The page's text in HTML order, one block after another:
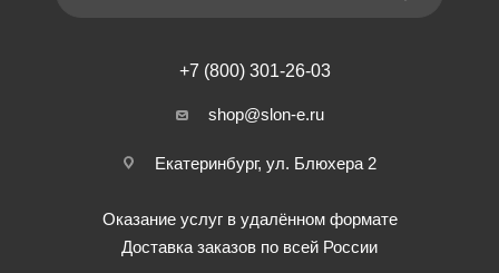
+7 (800) 301-26-03
shop@slon-e.ru
Екатеринбург, ул. Блюхера 2
Оказание услуг в удалённом формате
Доставка заказов по всей России